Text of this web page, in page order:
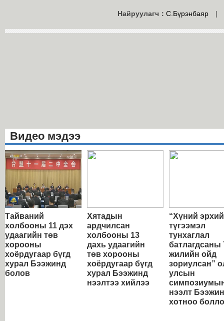
Найруулагч： С.Бүрэнбаяр |
Видео мэдээ
Тайваний
холбооны 11 дэх
удаагийн төв
хорооны
хоёрдугаар бүгд
хурал Бээжинд
болов
Хятадын
ардчилсан
холбооны 13
дахь удаагийн
төв хорооны
хоёрдугаар бүгд
хурал Бээжинд
нээлтээ хийлээ
“Хүний
түгээмэл
тунхаглал
батлагдсаны
жилийн ойд
зориулсан”
улсын
нээлт Бээжин
хотноо